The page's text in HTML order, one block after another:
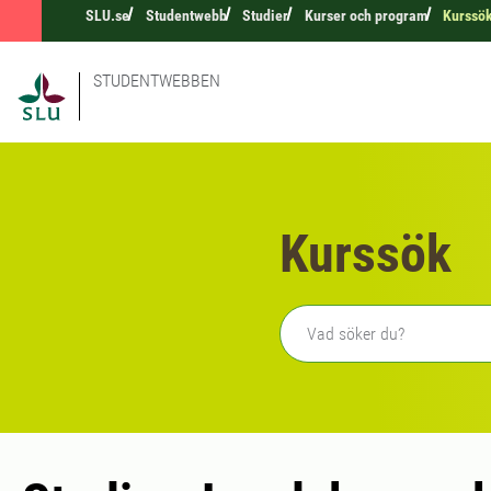
SLU.se Studentwebb Studier Kurser och program
STUDENTWEBBEN
Kurssök
Fritext sökning